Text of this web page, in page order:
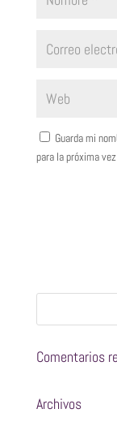
Guarda mi
para la próxima
Comentarios
Archivos